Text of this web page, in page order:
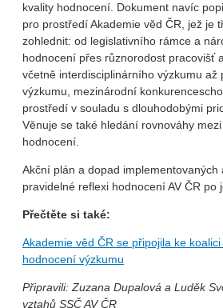
kvality hodnocení. Dokument navíc
pro prostředí Akademie věd ČR, jež je
zohlednit: od legislativního rámce a
hodnocení přes různorodost pracovišť
včetně interdisciplinárního výzkumu až
výzkumu, mezinárodní
prostředí v souladu s dlouhodobými
Věnuje se také hledání rovnováhy
hodnocení.
Akční plán a dopad implementovaných
pravidelné reflexi hodnocení AV ČR po
Přečtěte si také:
Akademie věd ČR se připojila ke
hodnocení výzkumu
Připravili: Zuzana Dupalová a Luděk
vztahů SSČ AV ČR